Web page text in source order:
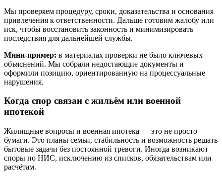
Мы проверяем процедуру, сроки, доказательства и основания
привлечения к ответственности. Дальше готовим жалобу или
иск, чтобы восстановить законность и минимизировать
последствия для дальнейшей службы.
Мини-пример: в материалах проверки не было ключевых
объяснений. Мы собрали недостающие документы и
оформили позицию, ориентированную на процессуальные
нарушения.
Когда спор связан с жильём или военной
ипотекой
Жилищные вопросы и военная ипотека — это не просто
бумаги. Это планы семьи, стабильность и возможность решать
бытовые задачи без постоянной тревоги. Иногда возникают
споры по НИС, исключению из списков, обязательствам или
расчётам.